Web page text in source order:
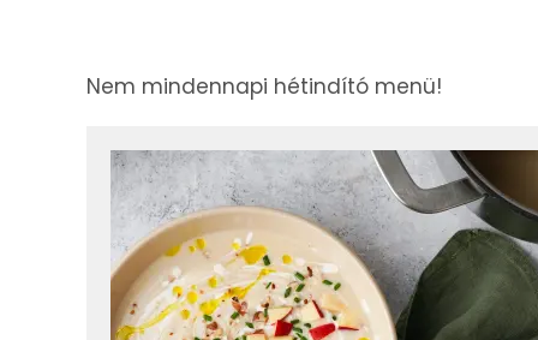
Nem mindennapi hétindító menü!